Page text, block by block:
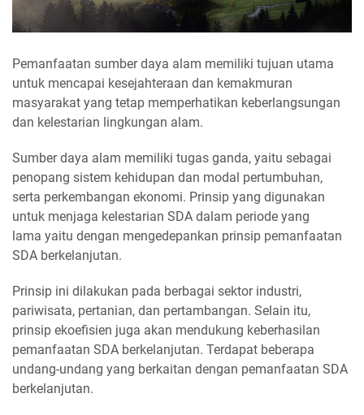
Pemanfaatan sumber daya alam memiliki tujuan utama
untuk mencapai kesejahteraan dan kemakmuran
masyarakat yang tetap memperhatikan keberlangsungan
dan kelestarian lingkungan alam.
Sumber daya alam memiliki tugas ganda, yaitu sebagai
penopang sistem kehidupan dan modal pertumbuhan,
serta perkembangan ekonomi. Prinsip yang digunakan
untuk menjaga kelestarian SDA dalam periode yang
lama yaitu dengan mengedepankan prinsip pemanfaatan
SDA berkelanjutan.
Prinsip ini dilakukan pada berbagai sektor industri,
pariwisata, pertanian, dan pertambangan. Selain itu,
prinsip ekoefisien juga akan mendukung keberhasilan
pemanfaatan SDA berkelanjutan. Terdapat beberapa
undang-undang yang berkaitan dengan pemanfaatan SDA
berkelanjutan.